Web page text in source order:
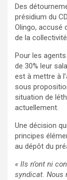
Des
présidium du
Olingo, accusé
de la
Pour les
de 30% leur
est à mettre à
sous
situation de
actuellement.
Une décision
principes
au dépôt du
« Ils n’ont ni
syndicat. Nous